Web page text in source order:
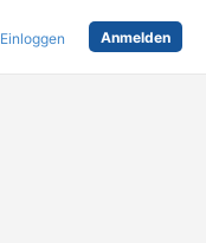
Einloggen Anmelden